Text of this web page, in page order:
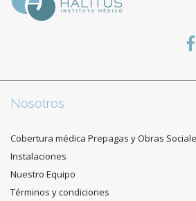
Nosotros
Cobertura médica Prepagas y Obras
Instalaciones
Nuestro Equipo
Términos y condiciones